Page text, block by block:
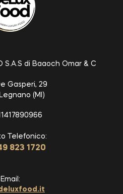
S.A.S di Baaoch Omar & C
Gasperi, 29
(MI)
Telefonico:
823 1720
Email: